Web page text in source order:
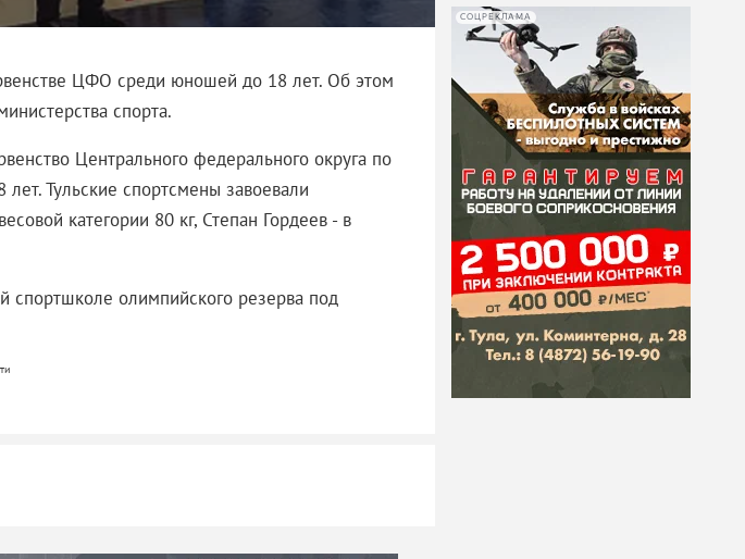
ЦФО среди юношей до 18 лет. Об этом
спорта.
Центрального федерального округа по
Тульские спортсмены завоевали
категории 80 кг, Степан Гордеев - в
спортшколе олимпийского резерва под
СОЦРЕКЛАМА